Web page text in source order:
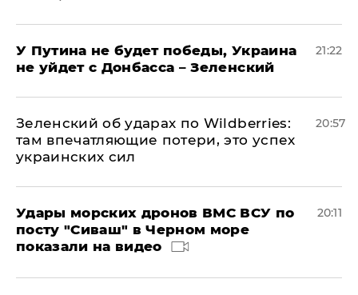
У Путина не будет победы, Украина
не уйдет с Донбасса – Зеленский
21:22
Зеленский об ударах по Wildberries:
там впечатляющие потери, это успех
украинских сил
20:57
Удары морских дронов ВМС ВСУ по
посту "Сиваш" в Черном море
показали на видео
20:11